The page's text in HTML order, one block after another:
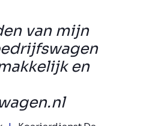
van mijn
en